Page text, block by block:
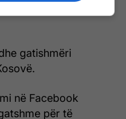
infrastrukture
gatishmëri
në Facebook
për të